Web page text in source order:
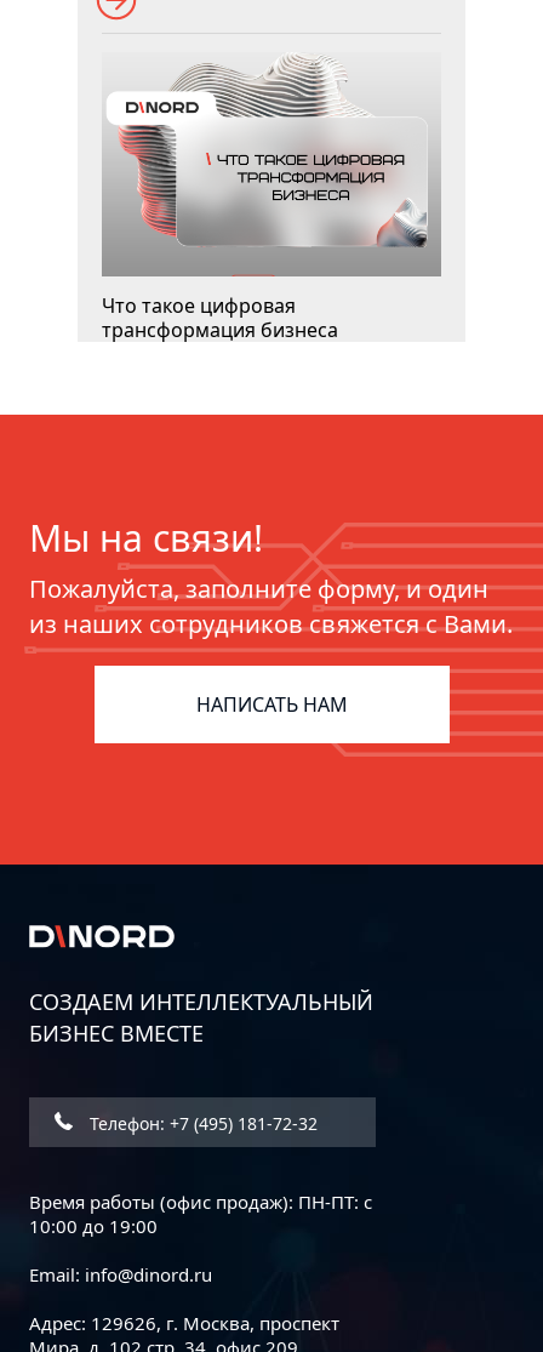
Что такое цифровая
трансформация бизнеса
ERP для фармацевтики:
цифровизация цепочек поставок
Дорожная карта информационной
руководство
Мы на связи!
Пожалуйста, заполните форму, и один
из наших сотрудников свяжется с Вами.
НАПИСАТЬ НАМ
СОЗДАЕМ ИНТЕЛЛЕКТУАЛЬНЫЙ
БИЗНЕС ВМЕСТЕ
Телефон: +7 (495) 181-72-32
Время работы (офис продаж): ПН-ПТ: с
10:00 до 19:00
Email: info@dinord.ru
Адрес: 129626, г. Москва, проспект